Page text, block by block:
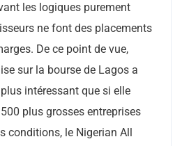
les logiques purement
ne font des placements
De ce point de vue,
sur la bourse de Lagos a
intéressant que si elle
plus grosses entreprises
conditions, le Nigerian All